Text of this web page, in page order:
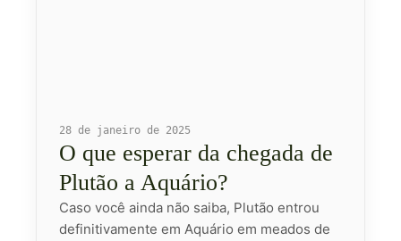
28 de janeiro de 2025
O que esperar da chegada de
Plutão a Aquário?
Caso você ainda não saiba, Plutão entrou
definitivamente em Aquário em meados de